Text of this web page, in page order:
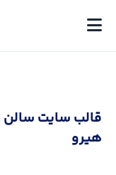
قالب سایت سالن
هیرو